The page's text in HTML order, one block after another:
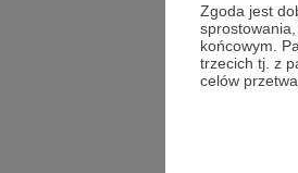
Zgoda jest
końcowym.
trzecich tj. z
celów